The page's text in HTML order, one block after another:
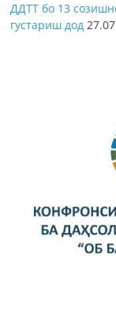
ДДТТ бо 13
густариш дод